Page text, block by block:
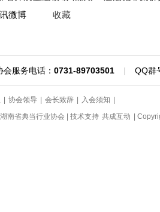
收藏
会服务电话： 0731-89703501 | QQ群
协会领导 会长致辞 入会须知
南省典当行业协会 | 技术支持 共成互动 |